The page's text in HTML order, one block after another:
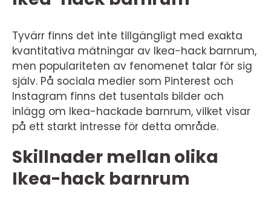
Tyvärr finns det inte tillgängligt med exakta
kvantitativa mätningar av Ikea-hack barnrum,
men populariteten av fenomenet talar för sig
själv. På sociala medier som Pinterest och
Instagram finns det tusentals bilder och
inlägg om Ikea-hackade barnrum, vilket visar
på ett starkt intresse för detta område.
Skillnader mellan olika
Ikea-hack barnrum